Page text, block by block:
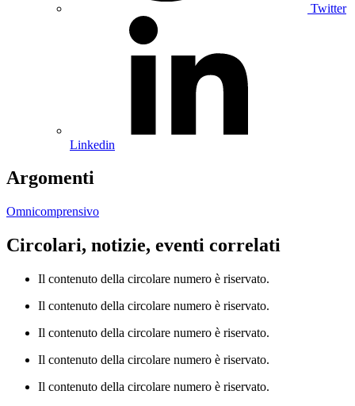
Twitter
Linkedin
Argomenti
Omnicomprensivo
Circolari, notizie, eventi correlati
Il contenuto della circolare numero è riservato.
Il contenuto della circolare numero è riservato.
Il contenuto della circolare numero è riservato.
Il contenuto della circolare numero è riservato.
Il contenuto della circolare numero è riservato.